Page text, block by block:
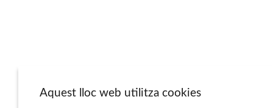
Aquest lloc web utilitza cookies